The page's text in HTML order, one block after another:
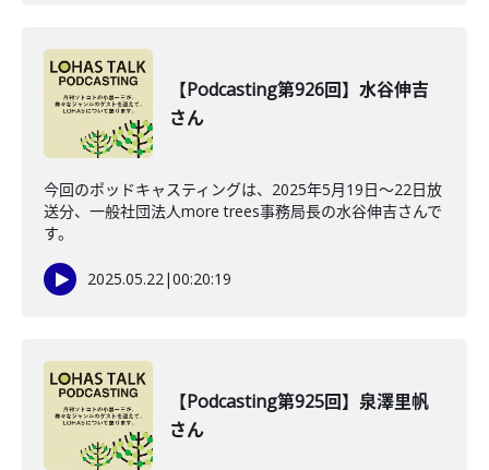
【Podcasting第926回】水谷伸吉
さん
今回のポッドキャスティングは、2025年5月19日〜22日放
送分、一般社団法人more trees事務局長の水谷伸吉さんで
す。
2025.05.22|00:20:19
【Podcasting第925回】泉澤里帆
さん